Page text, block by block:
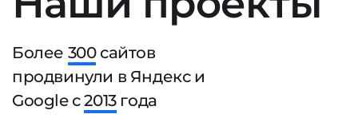
Более 300сайтов
продвинули в Яндекс и
Google с2013года